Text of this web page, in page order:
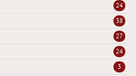
24
38
27
24
3